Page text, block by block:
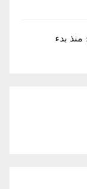
شهيداً و300 جريح منذ بدء